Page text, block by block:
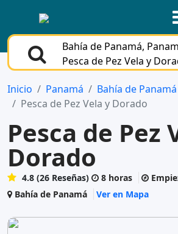
Bahía de Panamá,
Pesca de Pez Vela y
Inicio Panamá Bahía de Panamá
Pesca de Pez Vela y Dorado
Pesca de Pez
Dorado
4.8 (26 Reseñas) 8 horas
Bahía de Panamá
Ver en Mapa